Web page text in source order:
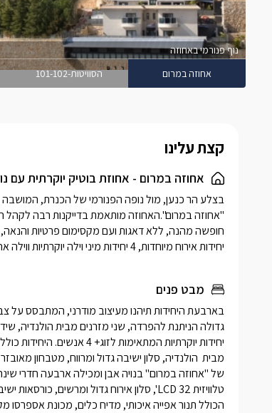
נוף פנורמי באחוזה
אחוזה במרום הסוויטות-101-102
קצת עלינו
אחוזה במרום - אחוזת בוטיק יוקרתית עם
יחידות אירוח מיוחדות, 4 יחידות מיני וילה יוקרתיות ווילה אחת ענקית ומפוארת.
מבט פנים